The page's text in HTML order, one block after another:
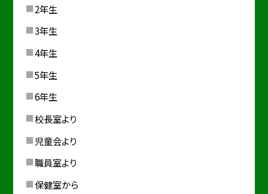
2年生
3年生
4年生
5年生
6年生
校長室より
児童会より
職員室より
保健室から